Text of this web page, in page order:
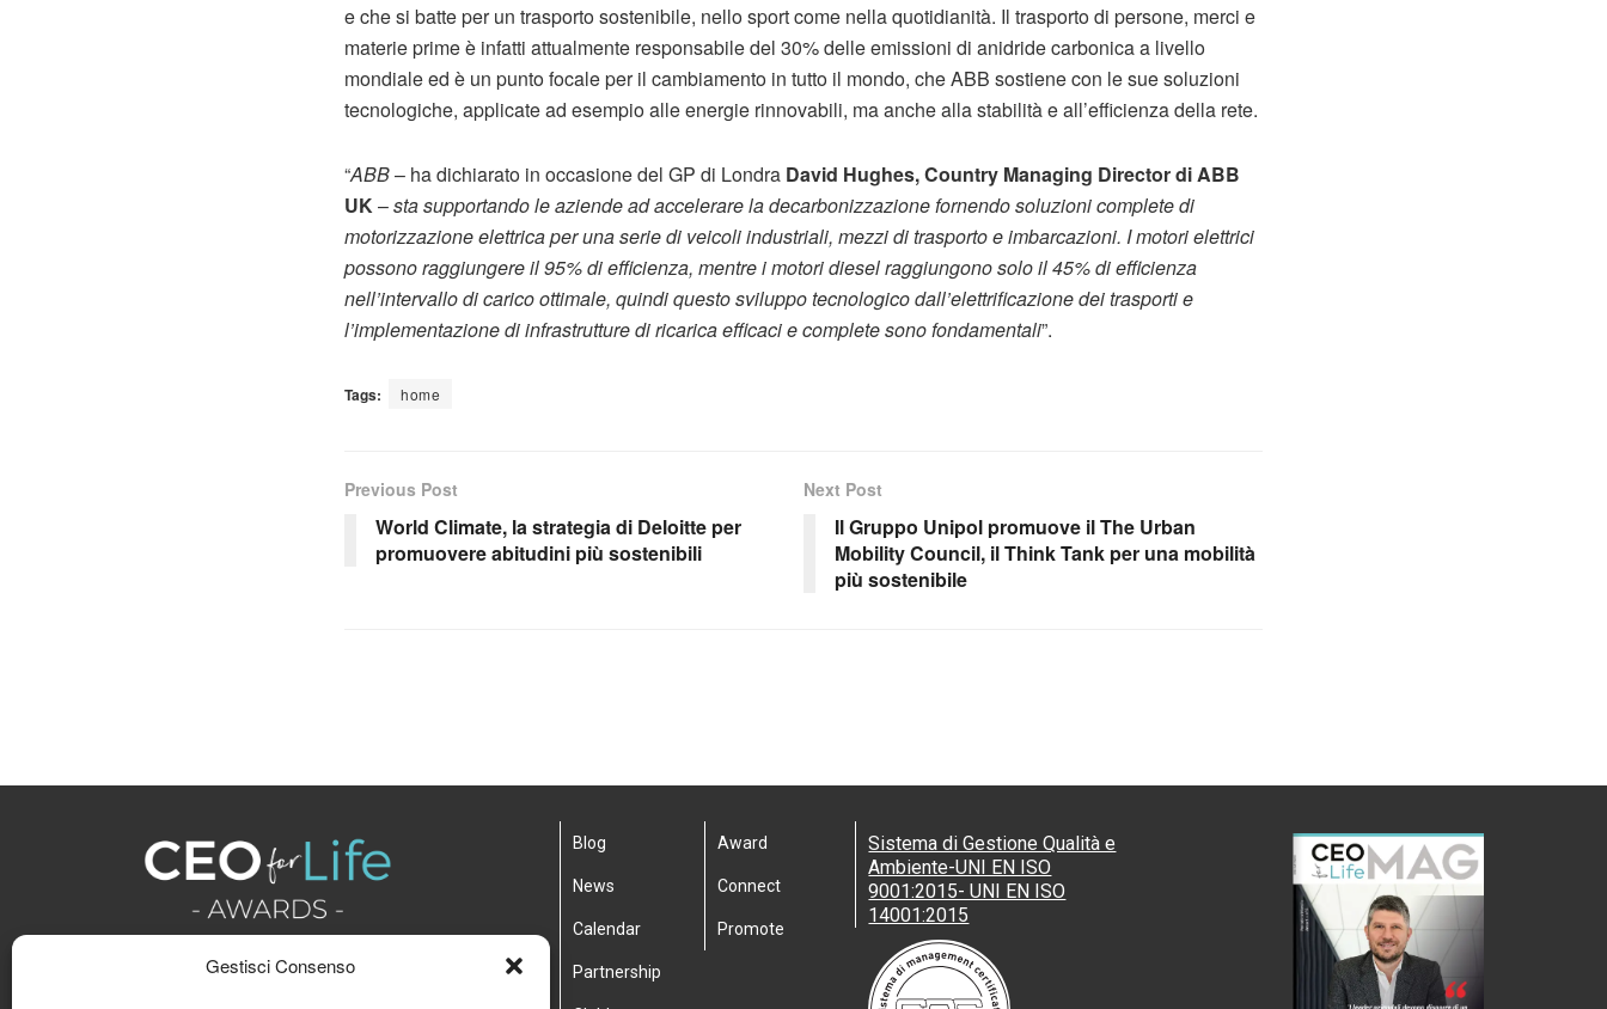
Gestisci Consenso
e che si batte per un trasporto sostenibile, nello sport come nella quotidianità. Il trasporto di persone, merci e
materie prime è infatti attualmente responsabile del 30% delle emissioni di anidride carbonica a livello
mondiale ed è un punto focale per il cambiamento in tutto il mondo, che ABB sostiene con le sue soluzioni
tecnologiche, applicate ad esempio alle energie rinnovabili, ma anche alla stabilità e all’efficienza della rete.
“ABB– ha dichiarato in occasione del GP di Londra David Hughes, Country Managing Director di ABB
UK–sta supportando le aziende ad accelerare la decarbonizzazione fornendo soluzioni complete di
motorizzazione elettrica per una serie di veicoli industriali, mezzi di trasporto e imbarcazioni. I motori elettrici
possono raggiungere il 95% di efficienza, mentre i motori diesel raggiungono solo il 45% di efficienza
nell’intervallo di carico ottimale, quindi questo sviluppo tecnologico dall’elettrificazione dei trasporti e
l’implementazione di infrastrutture di ricarica efficaci e complete sono fondamentali”.
Tags: home
Previous Post
World Climate, la strategia di Deloitte per
promuovere abitudini più sostenibili
Next Post
Il Gruppo Unipol promuove il The Urban
Mobility Council, il Think Tank per una mobilità
più sostenibile
Blog
News
Calendar
Partnership
Award
Connect
Promote
Sistema di Gestione Qualità e
Ambiente-UNI EN ISO
9001:2015- UNI EN ISO
14001:2015